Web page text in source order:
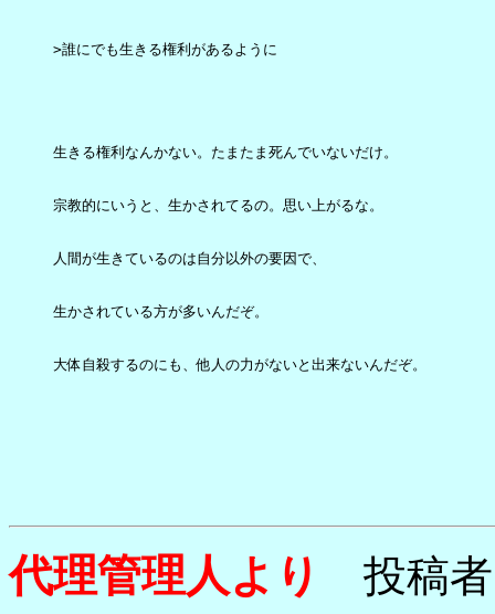
>誰にでも生きる権利があるように
生きる権利なんかない。たまたま死んでいないだけ。
宗教的にいうと、生かされてるの。思い上がるな。
人間が生きているのは自分以外の要因で、
生かされている方が多いんだぞ。
大体自殺するのにも、他人の力がないと出来ないんだぞ。
代理管理人より 投稿